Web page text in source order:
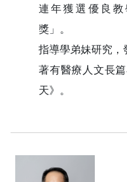
連年獲選優良
獎」。
指導學弟妹研究，
著有醫療人文長
天》。